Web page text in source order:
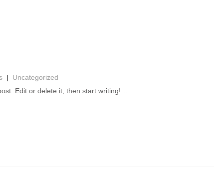
| Uncategorized
Edit or delete it, then start writing!…